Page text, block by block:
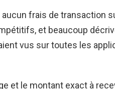
frais de transaction
et beaucoup
vus sur toutes les
et le montant exact à